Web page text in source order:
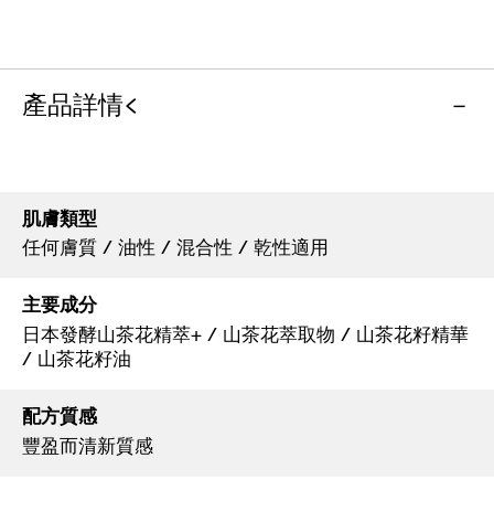
產品詳情<
肌膚類型
任何膚質 / 油性 / 混合性 / 乾性適用
主要成分
日本發酵山茶花精萃+ / 山茶花萃取物 / 山茶花籽精華
/ 山茶花籽油
配方質感
豐盈而清新質感